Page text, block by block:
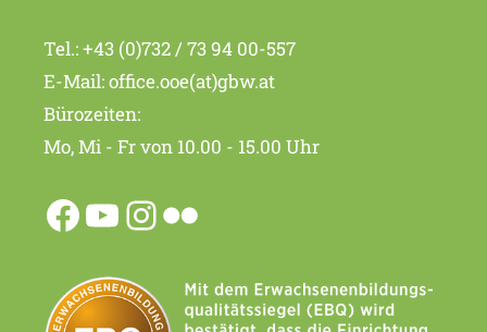
Tel.:+43 (0)732 / 73 94 00-557
E-Mail:office.ooe(at)gbw.at
Bürozeiten:
Mo, Mi - Fr von 10.00 - 15.00 Uhr